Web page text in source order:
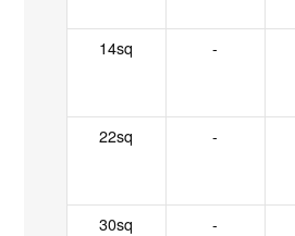
14sq -
22sq -
30sq -